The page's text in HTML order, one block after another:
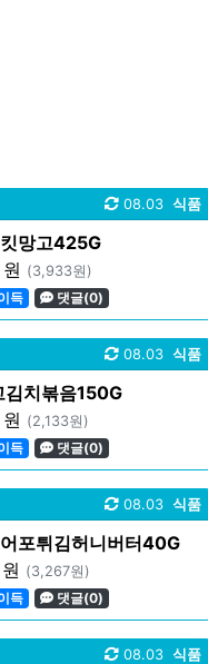
식품
08.03
망고425G
(3,933원)
득 댓글(0)
식품
08.03
치볶음150G
(2,133원)
득 댓글(0)
식품
08.03
포튀김허니버터40G
(3,267원)
득 댓글(0)
식품
08.03